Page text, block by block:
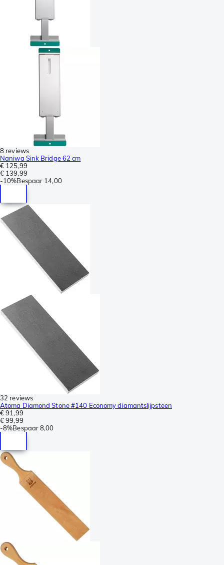
8 reviews
Naniwa Sink Bridge 62 cm
€ 125,99
€ 139,99
-10%Bespaar 14,00
32 reviews
Atoma Diamond Stone #140 Economy diamantslijpsteen
€ 91,99
€ 99,99
-8%Bespaar8,00